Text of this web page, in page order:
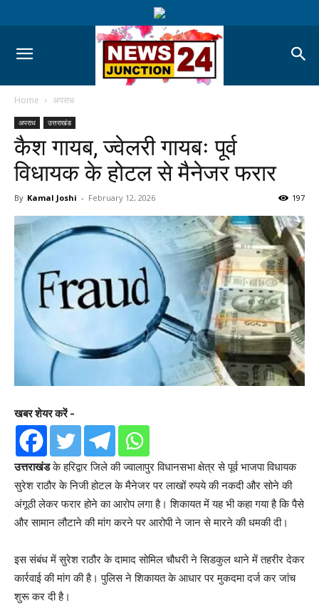
Home अपराध
अपराध उत्तराखंड
कैश गायब, ज्वेलरी गायबः पूर्व
विधायक के होटल से मैनेजर फरार
By Kamal Joshi - February 12, 2026 197
खबर शेयर करें -
उत्तराखंडके हरिद्वार जिले की ज्वालापुर विधानसभा क्षेत्र से पूर्व भाजपा विधायक
सुरेश राठौर के निजी होटल के मैनेजर पर लाखों रुपये की नकदी और सोने की
अंगूठी लेकर फरार होने का आरोप लगा है। शिकायत में यह भी कहा गया है कि पैसे
और सामान लौटाने की मांग करने पर आरोपी ने जान से मारने की धमकी दी।
इस संबंध में सुरेश राठौर के दामाद सोमिल चौधरी ने सिडकुल थाने में तहरीर देकर
कार्रवाई की मांग की है। पुलिस ने शिकायत के आधार पर मुकदमा दर्ज कर जांच
शुरू कर दी है।